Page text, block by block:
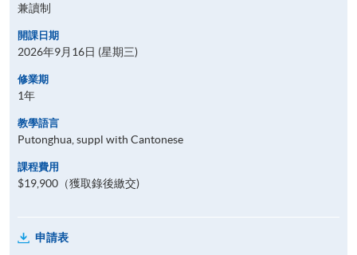
兼讀制
開課日期
2026年9月16日 (星期三)
修業期
1年
教學語言
Putonghua, suppl with Cantonese
課程費用
$19,900（獲取錄後繳交)
申請表